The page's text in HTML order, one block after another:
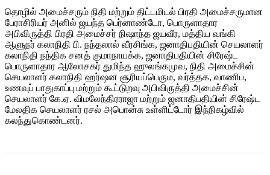
தொழில் அமைச்சரும் நிதி மற்றும் திட்டமிடல் பிரதி அமைச்சருமான
பேராசிரியர் அனில் ஜயந்த பெர்னாண்டோ, பொருளாதார
அபிவிருத்தி பிரதி அமைச்சர் நிஷாந்த ஜயவீர, மத்திய வங்கி
ஆளுநர் கலாநிதி பி. நந்தலால் வீரசிங்க, ஜனாதிபதியின் செயலாளர்
கலாநிதி நந்திக சனத் குமாநாயக்க, ஜனாதிபதியின் சிரேஷ்ட
பொருளாதார ஆலோசகர் துமிந்த ஹுலங்கமுவ, நிதி அமைச்சின்
செயலாளர் கலாநிதி ஹர்ஷன சூரியப்பெரும, வர்த்தக, வாணிப,
உணவுப் பாதுகாப்பு மற்றும் கூட்டுறவு அபிவிருத்தி அமைச்சின்
செயலாளர் கே.ஏ. விமலேந்திரராஜா மற்றும் ஜனாதிபதியின் சிரேஷ்ட
மேலதிக செயலாளர் ரசல் அபொன்சு உள்ளிட்டோர் இந்நிகழ்வில்
கலந்துகொண்டனர்.